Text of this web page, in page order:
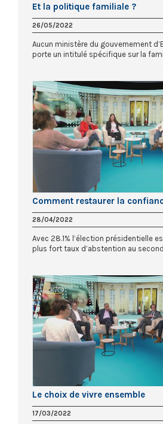
Et la politique familiale ?
26/05/2022
Aucun ministère du gouvernement
porte un intitulé spécifique sur la
Comment restaurer la
28/04/2022
Avec 28.1% l’élection présidentielle
plus fort taux d’abstention au
Le choix de vivre ensemble
17/03/2022